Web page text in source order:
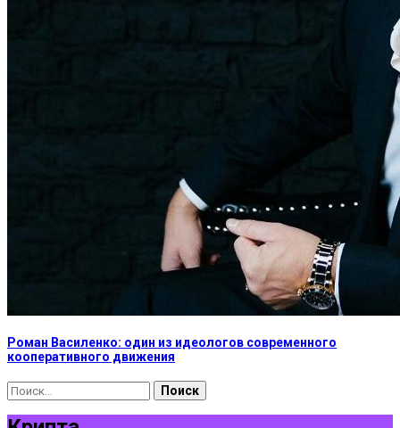
Роман Василенко: один из идеологов современного
кооперативного движения
Найти: